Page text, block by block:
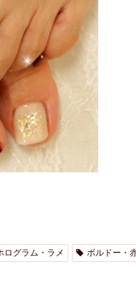
ログラム・ラメ ボルドー・